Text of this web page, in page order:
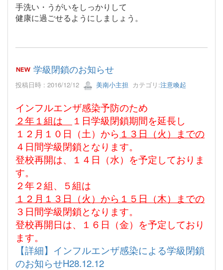
手洗い・うがいをしっかりして
健康に過ごせるようにしましょう。
学級閉鎖のお知らせ
投稿日時 : 2016/12/12 美南小主担 カテゴリ:注意喚起
インフルエンザ感染予防のため
２年１組は
１日学級閉鎖期間を延長し
１２月１０日（土）から １３日（火）までの
４日間学級閉鎖となります。
登校再開は、１４日（水）を予定しておりま
す。
２年２組、５組は
１２月１３日（火）から１５日（木）までの
３日間学級閉鎖となります。
登校再開日は、１６日（金）を予定しており
ます。
【詳細】インフルエンザ感染による学級閉鎖
のお知らせH28.12.12